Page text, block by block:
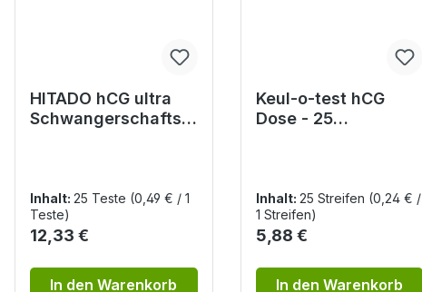
HITADO hCG ultra
Schwangerschaftst
Inhalt:25 Teste (0,49 € / 1
Teste)
Regulärer Preis:
12,33 €
In den Warenkorb
Keul-o-test hCG
Dose - 25
Inhalt: 25 Streifen (0,24 € /
1 Streifen)
Regulärer Preis:
5,88 €
In den Warenkorb